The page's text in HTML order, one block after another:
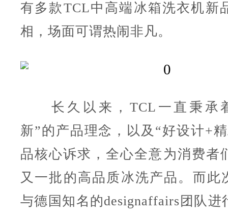
有多款TCL中高端冰箱洗衣机新
相，场面可谓热闹非凡。
长久以来，TCL一直秉承
新”的产品理念，以及“好设计+
品核心诉求，全心全意为消费者
又一批的高品质冰洗产品。而此
与德国知名的designaffairs团队进